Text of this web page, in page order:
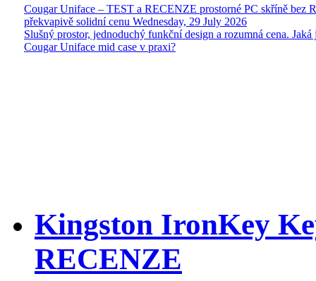
Cougar Uniface – TEST a RECENZE prostorné PC skříně bez
překvapivě solidní cenu Wednesday, 29 July 2026
Slušný prostor, jednoduchý funkční design a rozumná cena. Jaká
Cougar Uniface mid case v praxi?
Kingston IronKey
RECENZE